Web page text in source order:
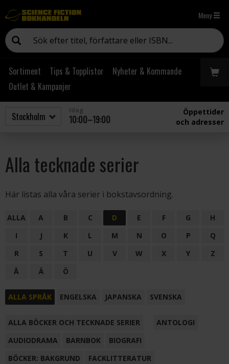
Meny
Sortiment Tips & Topplistor
Nyheter & Kommande
Outlet & Kampanjer
10:00–19:00
Öppettider
och adresser
Alla tecknade serier
Här listas alla våra serier i bokstavsordning.
ALLA A B C D E F G
H
I
J K L M N O P
Q
R
S T U V W X Y
Z
Å
Ä Ö
ALLA SPRÅK ENGELSKA JAPANSKA SVENSKA
ALLA BÖCKER OCH TECKNADE SERIER
ANTOLOGI
AUDIODRAMA
BARNBOK
BIOGRAFI
BÖCKER: BAKGRUND
FACKLITTERATUR